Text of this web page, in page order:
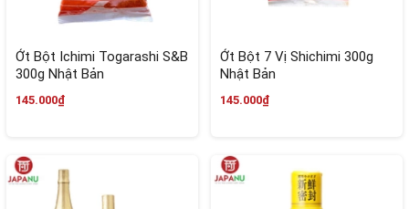
Ớt Bột Ichimi Togarashi S&B
300g Nhật Bản
145.000₫
Ớt Bột 7 Vị Shichimi 300g
Nhật Bản
145.000₫